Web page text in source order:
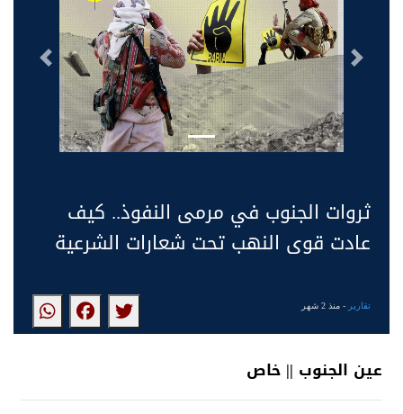
التالى السابق
ثروات الجنوب في مرمى النفوذ.. كيف
عادت قوى النهب تحت شعارات الشرعية
تقارير - منذ 2 شهر
عين الجنوب || خاص